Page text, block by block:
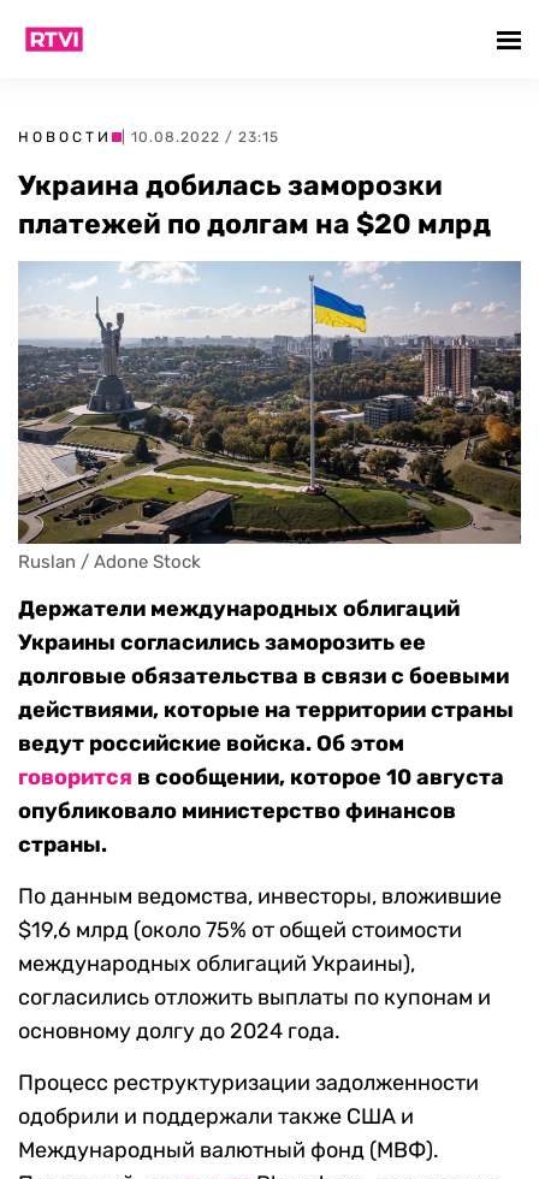
НОВОСТИ | 10.08.2022 / 23:15
Украина добилась заморозки
платежей по долгам на $20 млрд
Ruslan / Adone Stock
Держатели международных облигаций
Украины согласились заморозить ее
долговые обязательства в связи с боевыми
действиями, которые на территории страны
ведут российские войска. Об этом
говорится в сообщении, которое 10 августа
опубликовало министерство финансов
страны.
По данным ведомства, инвесторы, вложившие
$19,6 млрд (около 75% от общей стоимости
международных облигаций Украины),
согласились отложить выплаты по купонам и
основному долгу до 2024 года.
Процесс реструктуризации задолженности
одобрили и поддержали также США и
Международный валютный фонд (МВФ).